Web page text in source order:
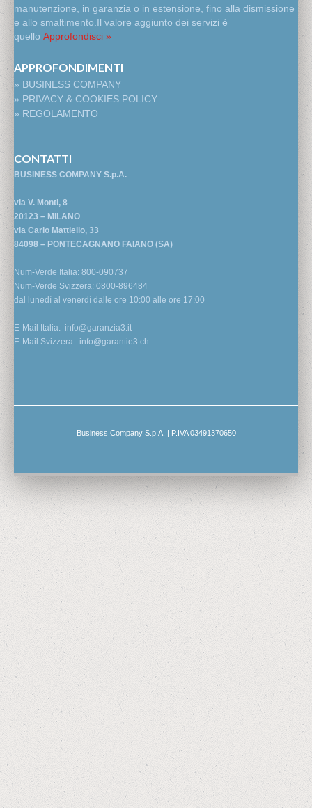
manutenzione, in garanzia o in estensione, fino alla dismissione
e allo smaltimento.Il valore aggiunto dei servizi è
quello Approfondisci »
APPROFONDIMENTI
» BUSINESS COMPANY
» PRIVACY & COOKIES POLICY
» REGOLAMENTO
CONTATTI
BUSINESS COMPANY S.p.A.
via V. Monti, 8
20123 – MILANO
via Carlo Mattiello, 33
84098 – PONTECAGNANO FAIANO (SA)
Num-Verde Italia: 800-090737
Num-Verde Svizzera: 0800-896484
dal lunedì al venerdì dalle ore 10:00 alle ore 17:00
E-Mail Italia: info@garanzia3.it
E-Mail Svizzera: info@garantie3.ch
Business Company S.p.A. | P.IVA 03491370650